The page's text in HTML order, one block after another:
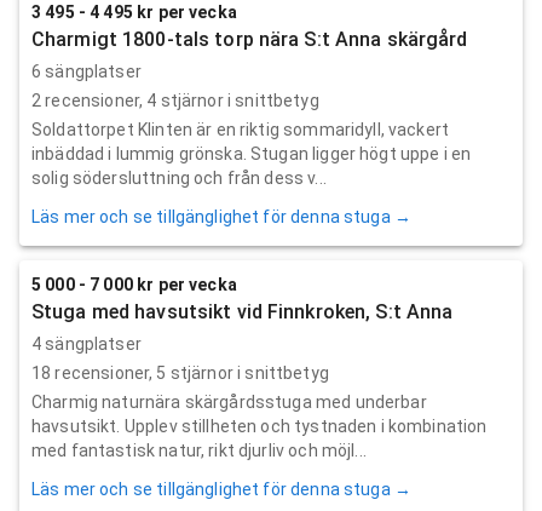
3 495 - 4 495 kr per vecka
Charmigt 1800-tals torp nära S:t Anna skärgård
6 sängplatser
2 recensioner, 4 stjärnor i snittbetyg
Soldattorpet Klinten är en riktig sommaridyll, vackert
inbäddad i lummig grönska. Stugan ligger högt uppe i en
solig södersluttning och från dess v...
Läs mer och se tillgänglighet för denna stuga →
5 000 - 7 000 kr per vecka
Stuga med havsutsikt vid Finnkroken, S:t Anna
4 sängplatser
18 recensioner, 5 stjärnor i snittbetyg
Charmig naturnära skärgårdsstuga med underbar
havsutsikt. Upplev stillheten och tystnaden i kombination
med fantastisk natur, rikt djurliv och möjl...
Läs mer och se tillgänglighet för denna stuga →